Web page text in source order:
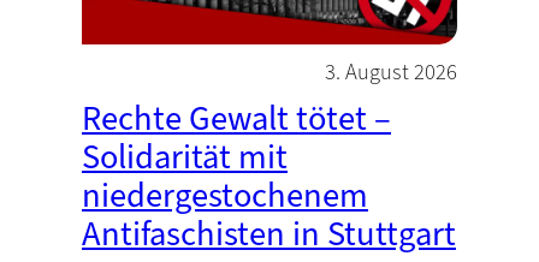
3. August 2026
Rechte Gewalt tötet –
Solidarität mit
niedergestochenem
Antifaschisten in Stuttgart